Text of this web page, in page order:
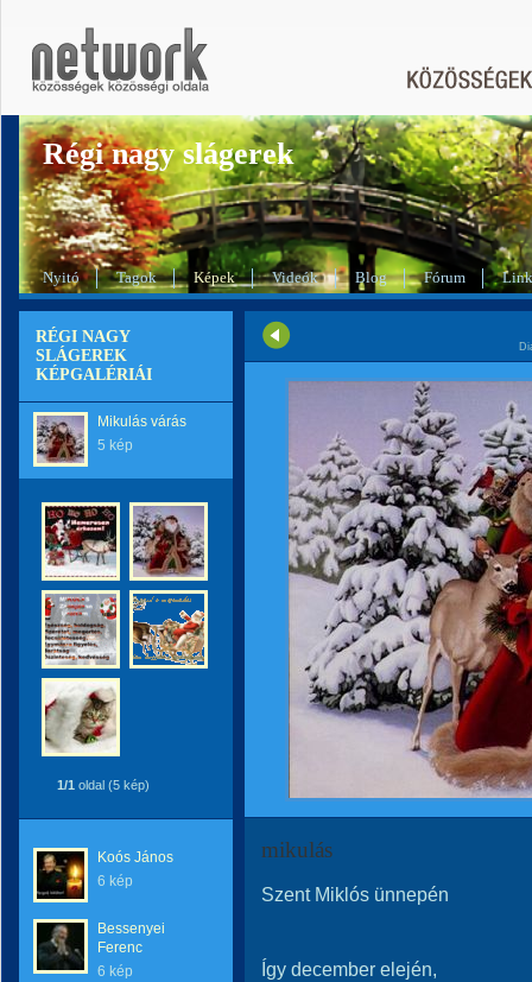
Régi nagy slágerek
Nyitó Tagok Képek Videók Blog Fórum
RÉGI NAGY
SLÁGEREK
KÉPGALÉRIÁI
Mikulás várás
5 kép
1/1 oldal (5 kép)
Koós János
6 kép
Bessenyei
Ferenc
6 kép
mikulás
Szent Miklós ünnepén
Így december elején,